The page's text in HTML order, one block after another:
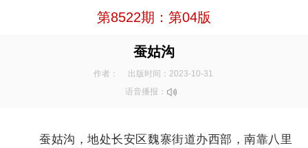
第8522期：第04版
蚕姑沟
作者：
出版时间：2023-10-31
语音播报：
蚕姑沟，地处长安区魏寨街道办西部，南靠八里